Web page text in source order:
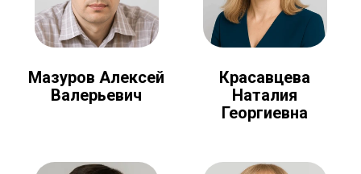
Мазуров Алексей
Валерьевич
Красавцева
Наталия
Георгиевна